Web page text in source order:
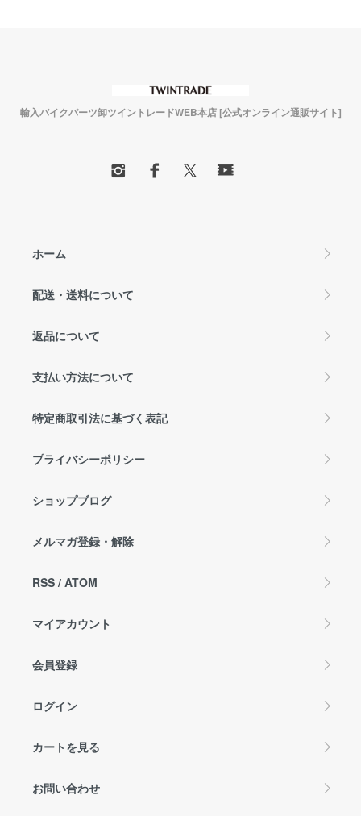
輸入バイクパーツ卸ツイントレードWEB本店 [公式オンライン通販サイト]
ホーム
配送・送料について
返品について
支払い方法について
特定商取引法に基づく表記
プライバシーポリシー
ショップブログ
メルマガ登録・解除
RSS / ATOM
マイアカウント
会員登録
ログイン
カートを見る
お問い合わせ